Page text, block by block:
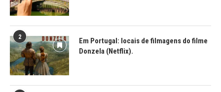
2
Em Portugal: locais de filmagens do filme
Donzela (Netflix).